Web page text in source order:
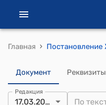
Главная ›
Документ Реквизиты
Редакция
17.03.2016